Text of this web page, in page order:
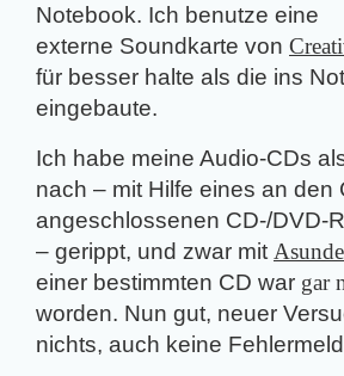
Notebook. Ich benutze eine
externe Soundkarte von
für besser halte als die ins
eingebaute.
Ich habe meine Audio-CDs
nach – mit Hilfe eines an den
angeschlossenen CD-/DVD-
– gerippt, und zwar mit
einer bestimmten CD war gar
worden. Nun gut, neuer
nichts, auch keine